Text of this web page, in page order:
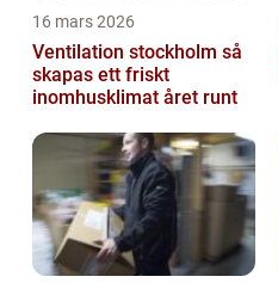
16 mars 2026
Ventilation stockholm så
skapas ett friskt
inomhusklimat året runt